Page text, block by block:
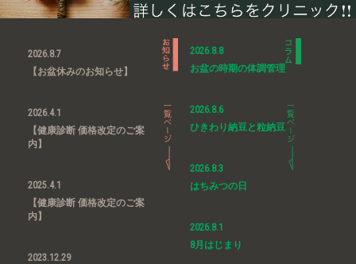
2026.8.7
【お盆休みのお知らせ】
2026.4.1
【健康診断 価格改定のご案
内】
2025.4.1
【健康診断 価格改定のご案
内】
2023.12.29
2026.8.8
お盆の時期の体調管理
2026.8.6
ひきわり納豆と粒納豆
2026.8.3
はちみつの日
2026.8.1
8月はじまり